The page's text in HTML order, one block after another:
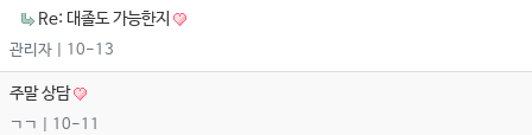
Re: 대졸도 가능한지
관리자 | 10-13
주말 상담
ㄱㄱ | 10-11